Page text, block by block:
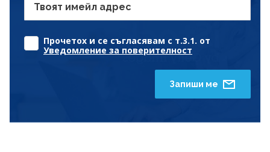
Твоят имейл адрес
Прочетох и се съгласявам с т.3.1. от
Уведомление за поверителност
Запиши ме